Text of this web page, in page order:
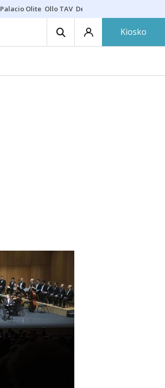
Palacio Olite Ollo TAV Derrama vecinos
Kiosko